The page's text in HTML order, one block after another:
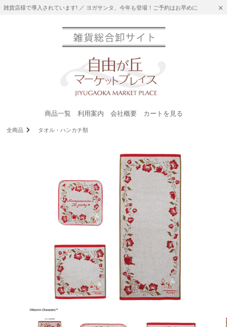
雑貨店様で導入されています! ／ ヨガサンタ、今年も登場！ご予約はお早めに
商品一覧 利用案内 会社概要 カートを見る
全商品 タオル・ハンカチ類